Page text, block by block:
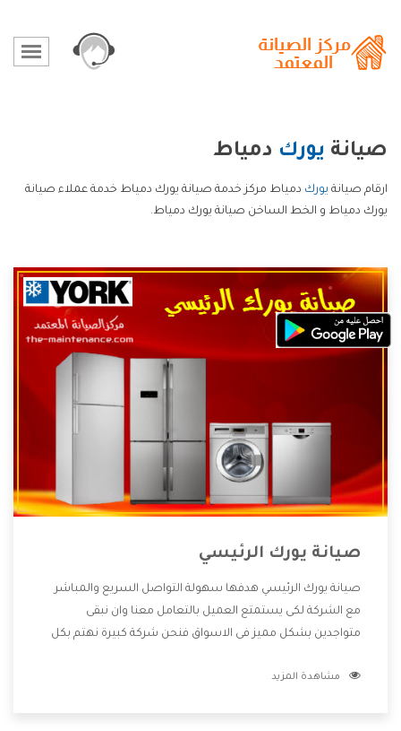
صيانة يورك دمياط
ارقام صيانة يورك دمياط مركز خدمة صيانة يورك دمياط خدمة عملاء صيانة
يورك دمياط و الخط الساخن صيانة يورك دمياط.
صيانة يورك الرئيسي
صيانة يورك الرئيسي هدفها سهولة التواصل السريع والمباشر
مع الشركة لكى يستمتع العميل بالتعامل معنا وان نبقى
متواجدين بشكل مميز فى الاسواق فنحن شركة كبيرة نهتم بكل
الشركة بها والتى تكون منها خدمة الصيانة التى تكون من أهم
مشاهدة المزيد